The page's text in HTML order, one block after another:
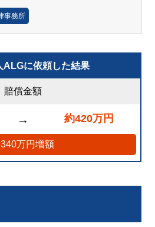
事務所
ALGに依頼した結果
賠償金額
→ 約420万円
万円増額